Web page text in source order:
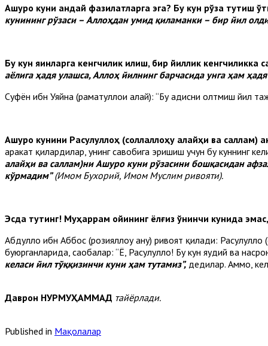
Ашуро куни қандай фазилатларга эга? Бу кун рўза тутиш
кунининг рўзаси – Аллоҳдан умид қиламанки – бир йил
Бу кун яқинларга кенгчилик қилиш, бир йиллик кенгчиликка
аёлига ҳадя улашса, Аллоҳ йилнинг барчасида унга ҳам
Суфён ибн Уяйна (раҳматуллоҳи алайҳ): “Бу ҳадисни олтмиш йил
Ашуро кунини Расулуллоҳ (соллаллоҳу алайҳи ва саллам)
ҳаракат қилардилар, унинг савобига эришиш учун бу куннинг
алайҳи ва саллам)ни Ашуро куни рўзасини бошқасидан
кўрмадим” (Имом Бухорий, Имом Муслим ривояти).
Эсда тутинг! Муҳаррам ойининг ёлғиз ўнинчи кунида
Абдуллоҳ ибн Аббос (розияллоҳу анҳу) ривоят қилади:
буюрганларида, саҳобалар: “Ё, Расулуллоҳ! Бу кун яҳудий ва
келаси йил тўққизинчи куни ҳам тутамиз”,дедилар. Аммо,
Даврон НУРМУҲАММАД тайёрлади.
Published in Мақолалар